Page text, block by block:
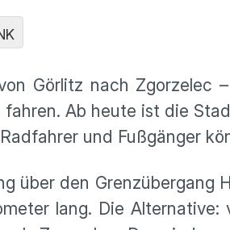
Görlitz nach Zgorzelec
Ab heute ist die
und Fußgänger
über den Grenzübergang
lang. Die Alternative: